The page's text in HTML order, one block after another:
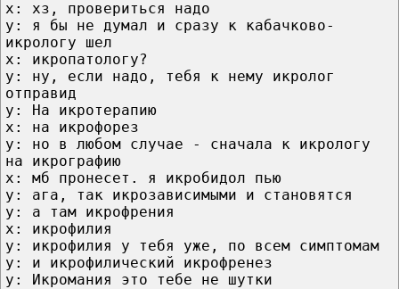
x: хз, провериться надо
y: я бы не думал и сразу к кабачково-
икрологу шел
x: икропатологу?
y: ну, если надо, тебя к нему икролог
отправид
y: На икротерапию
x: на икрофорез
y: но в любом случае - сначала к икрологу
на икрографию
x: мб пронесет. я икробидол пью
y: ага, так икрозависимыми и становятся
y: а там икрофрения
x: икрофилия
y: икрофилия у тебя уже, по всем симптомам
y: и икрофилический икрофренез
y: Икромания это тебе не шутки